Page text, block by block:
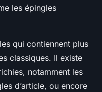
les épingles
qui contiennent plus
classiques. Il existe
notamment les
d’article, ou encore